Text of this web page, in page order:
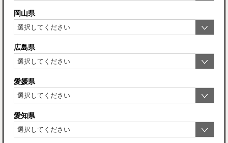
岡山県
広島県
愛媛県
愛知県